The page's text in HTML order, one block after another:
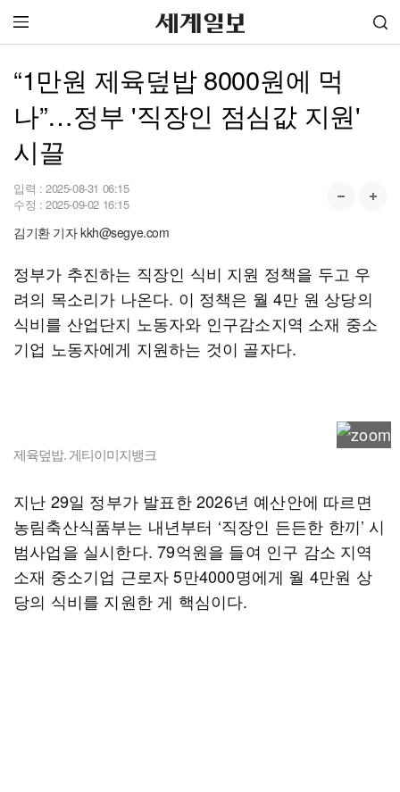
“1만원 제육덮밥 8000원에 먹
나”…정부 '직장인 점심값 지원'
시끌
입력 : 2025-08-31 06:15
수정 : 2025-09-02 16:15
김기환 기자 kkh@segye.com
정부가 추진하는 직장인 식비 지원 정책을 두고 우
려의 목소리가 나온다. 이 정책은 월 4만 원 상당의
식비를 산업단지 노동자와 인구감소지역 소재 중소
기업 노동자에게 지원하는 것이 골자다.
제육덮밥. 게티이미지뱅크
지난 29일 정부가 발표한 2026년 예산안에 따르면
농림축산식품부는 내년부터 ‘직장인 든든한 한끼’ 시
범사업을 실시한다. 79억원을 들여 인구 감소 지역
소재 중소기업 근로자 5만4000명에게 월 4만원 상
당의 식비를 지원한 게 핵심이다.